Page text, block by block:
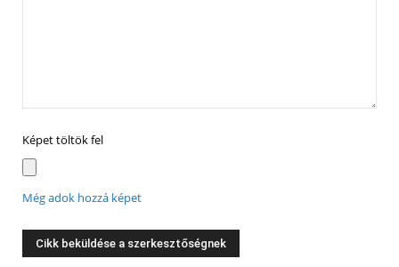
Képet töltök fel
Még adok hozzá képet